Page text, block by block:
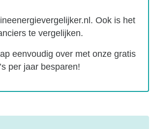
Ook is het
te vergelijken.
eenvoudig over met onze gratis
per jaar besparen!